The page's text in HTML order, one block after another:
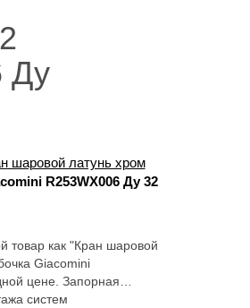
Ду
шаровой латунь хром
R253WX006 Ду 32
товар как "Кран шаровой
Giacomini
цене. Запорная
систем